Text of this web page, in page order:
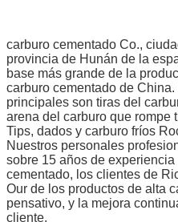
carburo cementado Co.,
provincia de Hunán de la
base más grande de la
carburo cementado de
principales son tiras del
arena del carburo que rompe
Tips, dados y carburo fríos
Nuestros personales
sobre 15 años de
cementado, los clientes de
Our de los productos de alta
pensativo, y la mejora
cliente.